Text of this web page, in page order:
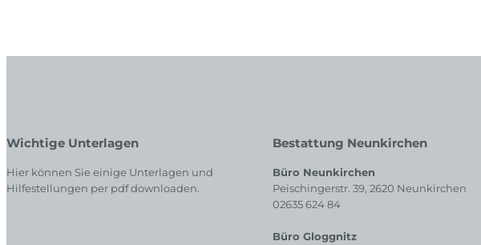
Wichtige Unterlagen
Hier können Sie einige Unterlagen und
Hilfestellungen per pdf downloaden.
Bestattung Neunkirchen
Büro Neunkirchen
Peischingerstr. 39, 2620 Neunkirchen
02635 624 84
Büro Gloggnitz